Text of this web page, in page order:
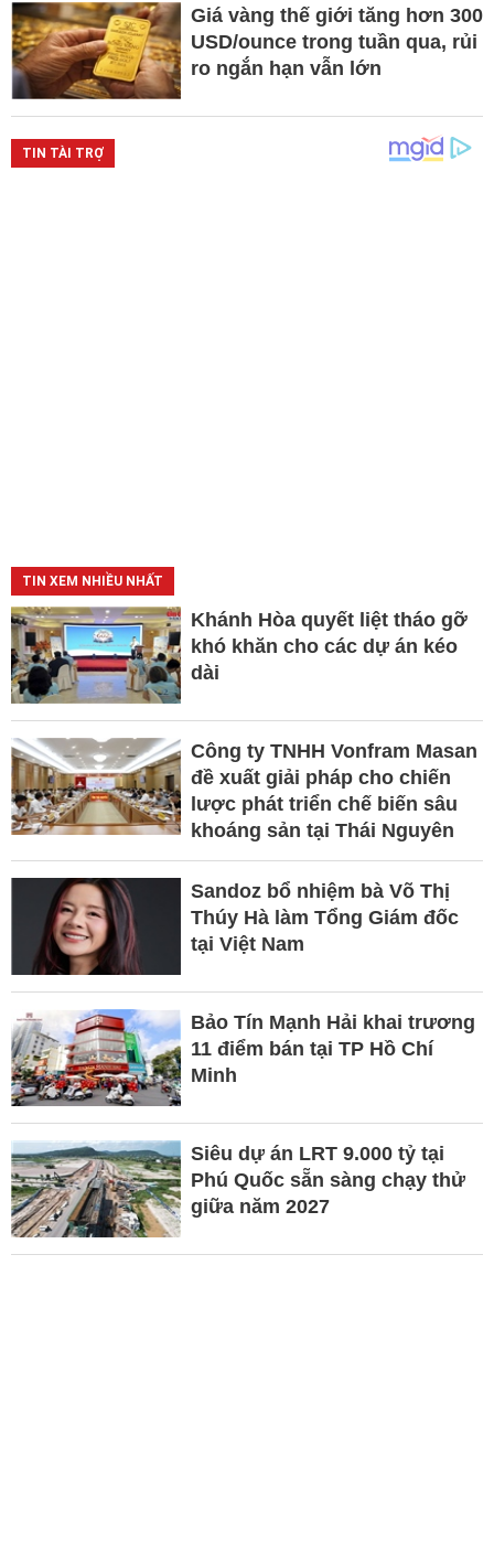
Giá vàng thế giới tăng hơn 300
USD/ounce trong tuần qua, rủi
ro ngắn hạn vẫn lớn
TIN XEM NHIỀU NHẤT
Khánh Hòa quyết liệt tháo gỡ
khó khăn cho các dự án kéo
dài
Công ty TNHH Vonfram Masan
đề xuất giải pháp cho chiến
lược phát triển chế biến sâu
khoáng sản tại Thái Nguyên
Sandoz bổ nhiệm bà Võ Thị
Thúy Hà làm Tổng Giám đốc
tại Việt Nam
Bảo Tín Mạnh Hải khai trương
11 điểm bán tại TP Hồ Chí
Minh
Siêu dự án LRT 9.000 tỷ tại
Phú Quốc sẵn sàng chạy thử
giữa năm 2027